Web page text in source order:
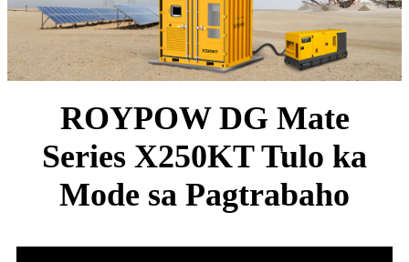
ROYPOW DG Mate
Series X250KT Tulo ka
Mode sa Pagtrabaho